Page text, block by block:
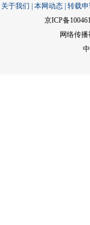
关于我们 本网动态 转载
京ICP备
网络传